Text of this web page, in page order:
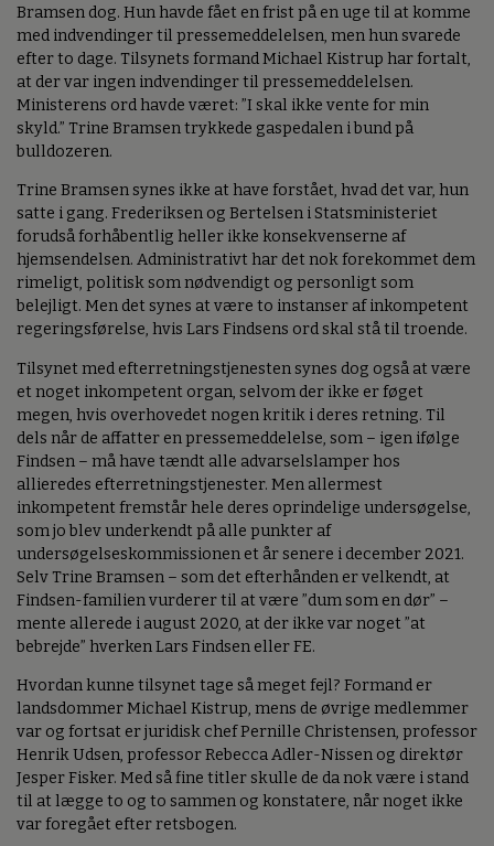
Bramsen dog. Hun havde fået en frist på en uge til at komme
med indvendinger til pressemeddelelsen, men hun svarede
efter to dage. Tilsynets formand Michael Kistrup har fortalt,
at der var ingen indvendinger til pressemeddelelsen.
Ministerens ord havde været: ”I skal ikke vente for min
skyld.” Trine Bramsen trykkede gaspedalen i bund på
bulldozeren.
Trine Bramsen synes ikke at have forstået, hvad det var, hun
satte i gang. Frederiksen og Bertelsen i Statsministeriet
forudså forhåbentlig heller ikke konsekvenserne af
hjemsendelsen. Administrativt har det nok forekommet dem
rimeligt, politisk som nødvendigt og personligt som
belejligt. Men det synes at være to instanser af inkompetent
regeringsførelse, hvis Lars Findsens ord skal stå til troende.
Tilsynet med efterretningstjenesten synes dog også at være
et noget inkompetent organ, selvom der ikke er føget
megen, hvis overhovedet nogen kritik i deres retning. Til
dels når de affatter en pressemeddelelse, som – igen ifølge
Findsen – må have tændt alle advarselslamper hos
allieredes efterretningstjenester. Men allermest
inkompetent fremstår hele deres oprindelige undersøgelse,
som jo blev underkendt på alle punkter af
undersøgelseskommissionen et år senere i december 2021.
Selv Trine Bramsen – som det efterhånden er velkendt, at
Findsen-familien vurderer til at være ”dum som en dør” –
mente allerede i august 2020, at der ikke var noget ”at
bebrejde” hverken Lars Findsen eller FE.
Hvordan kunne tilsynet tage så meget fejl? Formand er
landsdommer Michael Kistrup, mens de øvrige medlemmer
var og fortsat er juridisk chef Pernille Christensen, professor
Henrik Udsen, professor Rebecca Adler-Nissen og direktør
Jesper Fisker. Med så fine titler skulle de da nok være i stand
til at lægge to og to sammen og konstatere, når noget ikke
var foregået efter retsbogen.